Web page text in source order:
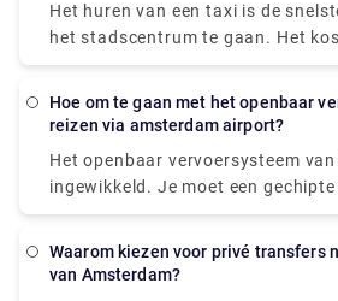
Het huren van een taxi is de
het stadscentrum te gaan. Het
en het duurt slechts 15-20
manier van openbaar vervoer. De
Bij Rydeu zorgen we voor een
betrouwbare privé transfer! .
gerust zijn, u zult gemoedsrust
uw vervoer vooraf is geregeld en
Hoe om te gaan met het openbaar vervoer tijdens het
reizen via amsterdam airport?
Het openbaar vervoersysteem
ingewikkeld. Je moet een
deze scannen aan het begin van
naar Amsterdam te kopen, zodat
Waarom kiezen voor privé transfers naar de luchthaven
van Amsterdam?